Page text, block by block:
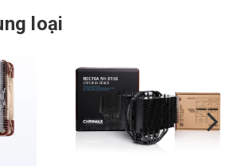
loại